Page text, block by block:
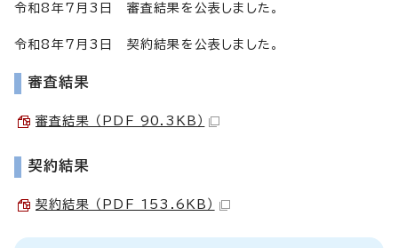
令和8年7月3日 審査結果を公表しました。
令和8年7月3日 契約結果を公表しました。
審査結果
審査結果 （PDF 90.3KB）
契約結果
契約結果 （PDF 153.6KB）